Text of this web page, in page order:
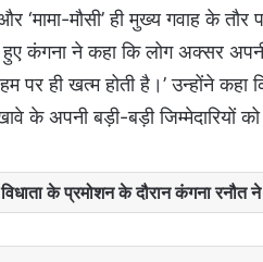
‘मामा-मौसी’ ही मुख्य गवाह के
कंगना ने कहा कि लोग अक्सर
पर ही खत्म होती है।’ उन्होंने कहा
के अपनी बड़ी-बड़ी जिम्मेदारियों
के प्रमोशन के दौरान कंगना